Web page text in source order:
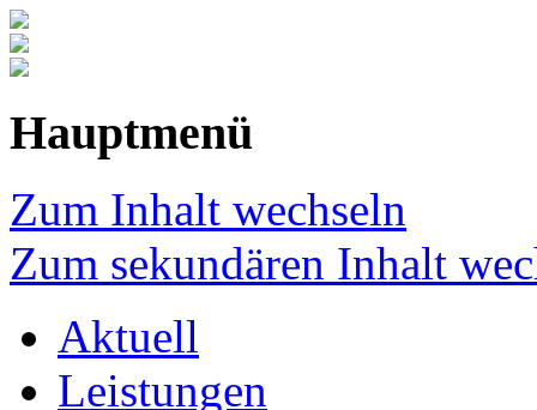
Hauptmenü
Zum Inhalt wechseln
Zum sekundären Inhalt
Aktuell
Leistungen